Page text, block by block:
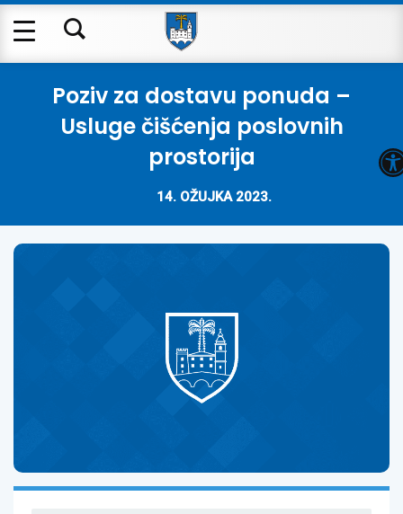
Poziv za dostavu ponuda –
Usluge čišćenja poslovnih
prostorija
14. OŽUJKA 2023.